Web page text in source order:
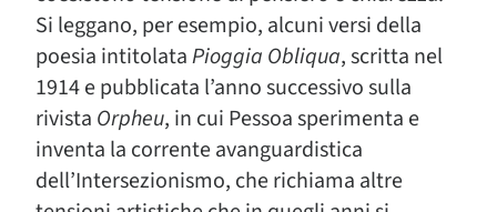
Si leggano, per esempio, alcuni versi della
poesia intitolataPioggia Obliqua, scritta nel
1914 e pubblicata l’anno successivo sulla
rivista Orpheu, in cui Pessoa sperimenta e
inventa la corrente avanguardistica
dell’Intersezionismo, che richiama altre